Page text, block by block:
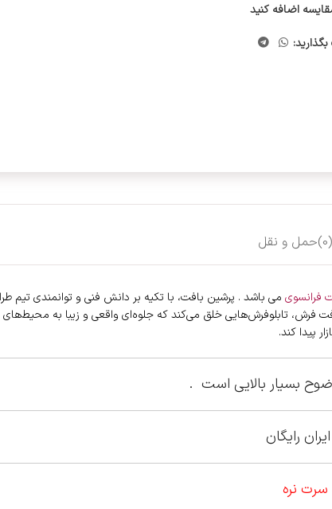
اضافه کنید
حمل و نقل
فرانسوی می باشد . پرشین بافت، با تکیه بر دانش فنی و توانمندی تیم
بافت فرش، تابلوفرش‌هایی خلق می‌کند که جلوه‌ای واقعی و زیبا به
پیدا کند.
بسیار بالایی است .
رایگان
سرت نره